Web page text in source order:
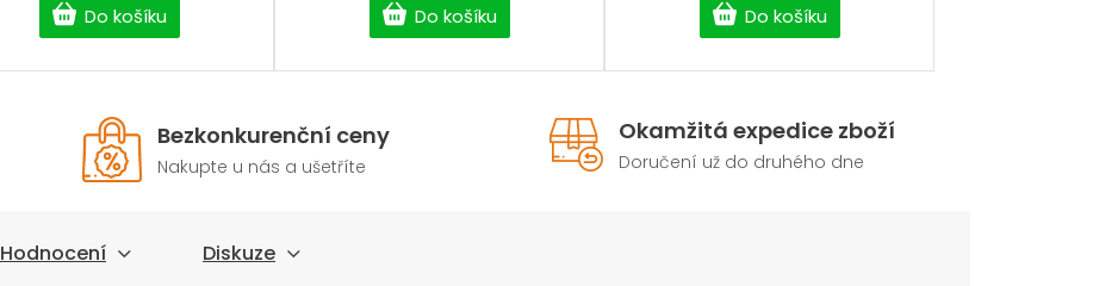
Do košíku Do košíku Do košíku
Bezkonkurenční ceny
Nakupte u nás a ušetříte
Okamžitá expedice zboží
Doručení už do druhého dne
Hodnocení Diskuze